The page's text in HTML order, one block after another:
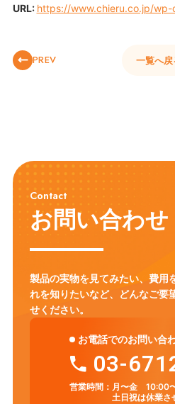
URL: https://www.chieru.co.jp/wp-
PREV 一覧へ戻
Contact
お問い合わせ
製品の実物を見てみたい、費用
れを知りたいなど、
どんなご要
せください。
お電話でのお問い合
03-
営業時間： 月〜金 10:00
土日祝は休業さ